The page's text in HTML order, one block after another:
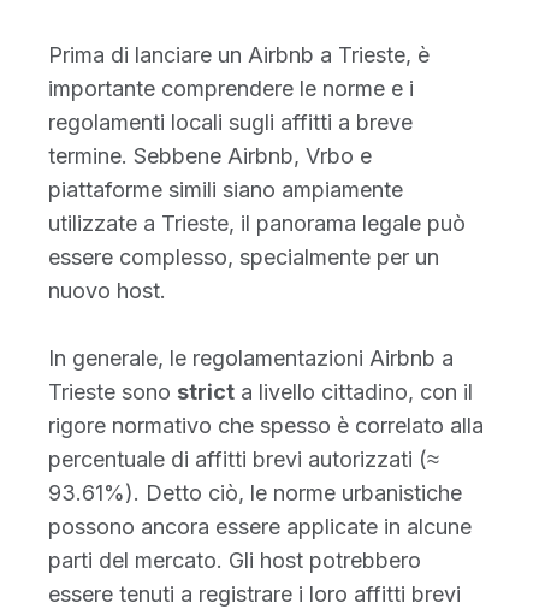
Prima di lanciare un Airbnb a Trieste, è
importante comprendere le norme e i
regolamenti locali sugli affitti a breve
termine. Sebbene Airbnb, Vrbo e
piattaforme simili siano ampiamente
utilizzate a Trieste, il panorama legale può
essere complesso, specialmente per un
nuovo host.
In generale, le regolamentazioni Airbnb a
Trieste sono strict a livello cittadino, con il
rigore normativo che spesso è correlato alla
percentuale di affitti brevi autorizzati (≈
93.61%). Detto ciò, le norme urbanistiche
possono ancora essere applicate in alcune
parti del mercato. Gli host potrebbero
essere tenuti a registrare i loro affitti brevi